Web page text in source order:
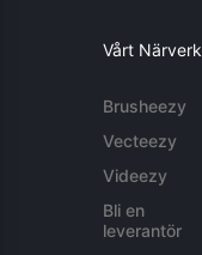
Vårt Närverk
Brusheezy
Vecteezy
Videezy
Bli en
leverantör